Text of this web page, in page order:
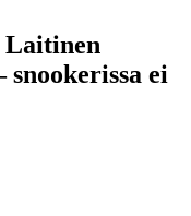
Laitinen
ei